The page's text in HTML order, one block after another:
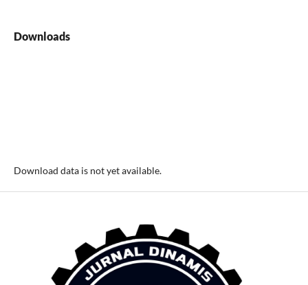
Downloads
Download data is not yet available.